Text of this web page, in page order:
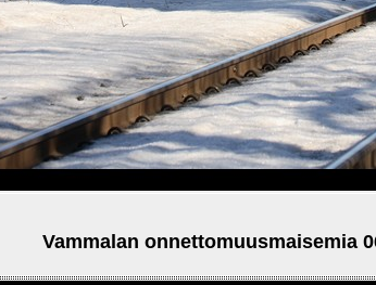
Vammalan onnettomuusmaisemia